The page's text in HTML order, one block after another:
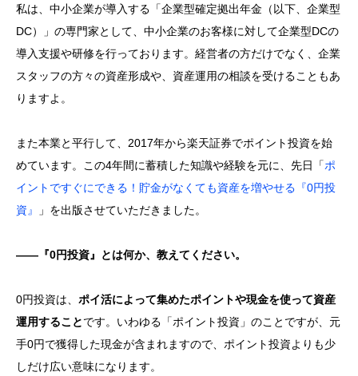
私は、 中小企業が導入する「企業型確定拠出年金（以下、 企業型
DC）」の専門家として、中小企業のお客様に対して企業型DCの
導入支援や研修を行っております。経営者の方だけでなく、企業
スタッフの方々の資産形成や、資産運用の相談を受けることもあ
りますよ。
また本業と平行して、2017年から楽天証券でポイント投資を始
めています。この4年間に蓄積した知識や経験を元に、先日「ポ
イントですぐにできる！貯金がなくても資産を増やせる『0円投
資』
」を出版させていただきました。
——『0円投資』とは何か、教えてください。
0円投資は、 ポイ活によって集めたポイントや現金を使って資産
運用することです。いわゆる「ポイント投資」のことですが、元
手0円で獲得した現金が含まれますので、ポイント投資よりも少
しだけ広い意味になります。